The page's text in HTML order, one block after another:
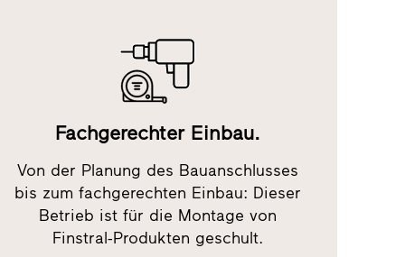
Fachgerechter Einbau.
Von der Planung des Bauanschlusses
bis zum fachgerechten Einbau: Dieser
Betrieb ist für die Montage von
Finstral-Produkten geschult.